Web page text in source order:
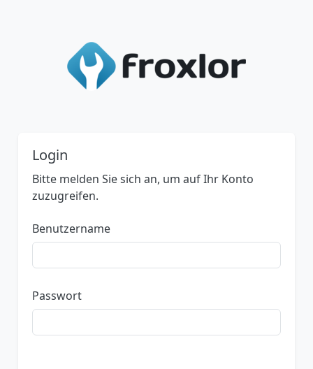
Login
Bitte melden Sie sich an, um auf Ihr Konto
zuzugreifen.
Benutzername
Passwort